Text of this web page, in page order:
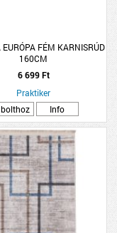
EURÓPA FÉM KARNISRÚD
160CM
6 699 Ft
Praktiker
Info